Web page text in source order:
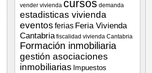
vender vivienda cursos demanda
estadisticas vivienda
eventos ferias Feria Vivienda
Cantabria fiscalidad vivienda Cantabria
Formación inmobiliaria
gestión asociaciones
inmobiliarias Impuestos